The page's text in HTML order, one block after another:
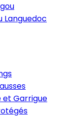
Languedoc
et Garrigue